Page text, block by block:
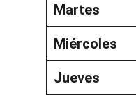
Martes
Miércoles
Jueves